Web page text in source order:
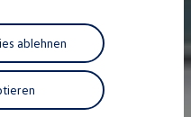
ablehnen